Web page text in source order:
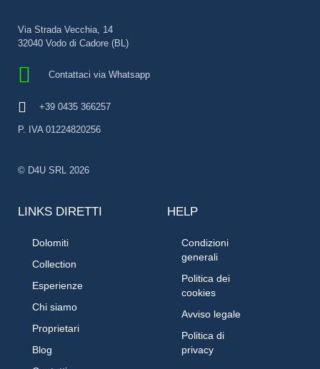
Via Strada Vecchia, 14
32040 Vodo di Cadore (BL)
Contattaci via Whatsapp
+39 0435 366257
P. IVA 01224820256
© D4U SRL 2026
LINKS DIRETTI
Dolomiti
Collection
Esperienze
Chi siamo
Proprietari
Blog
HELP
Condizioni
generali
Politica dei
cookies
Avviso legale
Politica di
privacy